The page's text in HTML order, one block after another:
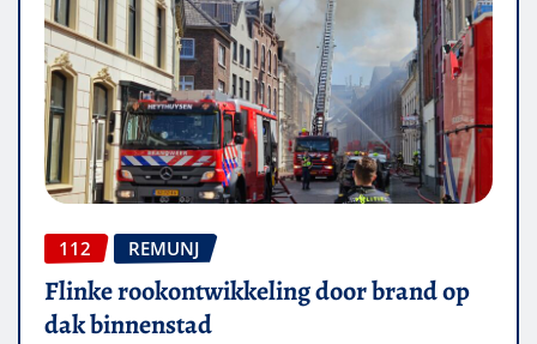
112 REMUNJ
Flinke rookontwikkeling door brand op
dak binnenstad